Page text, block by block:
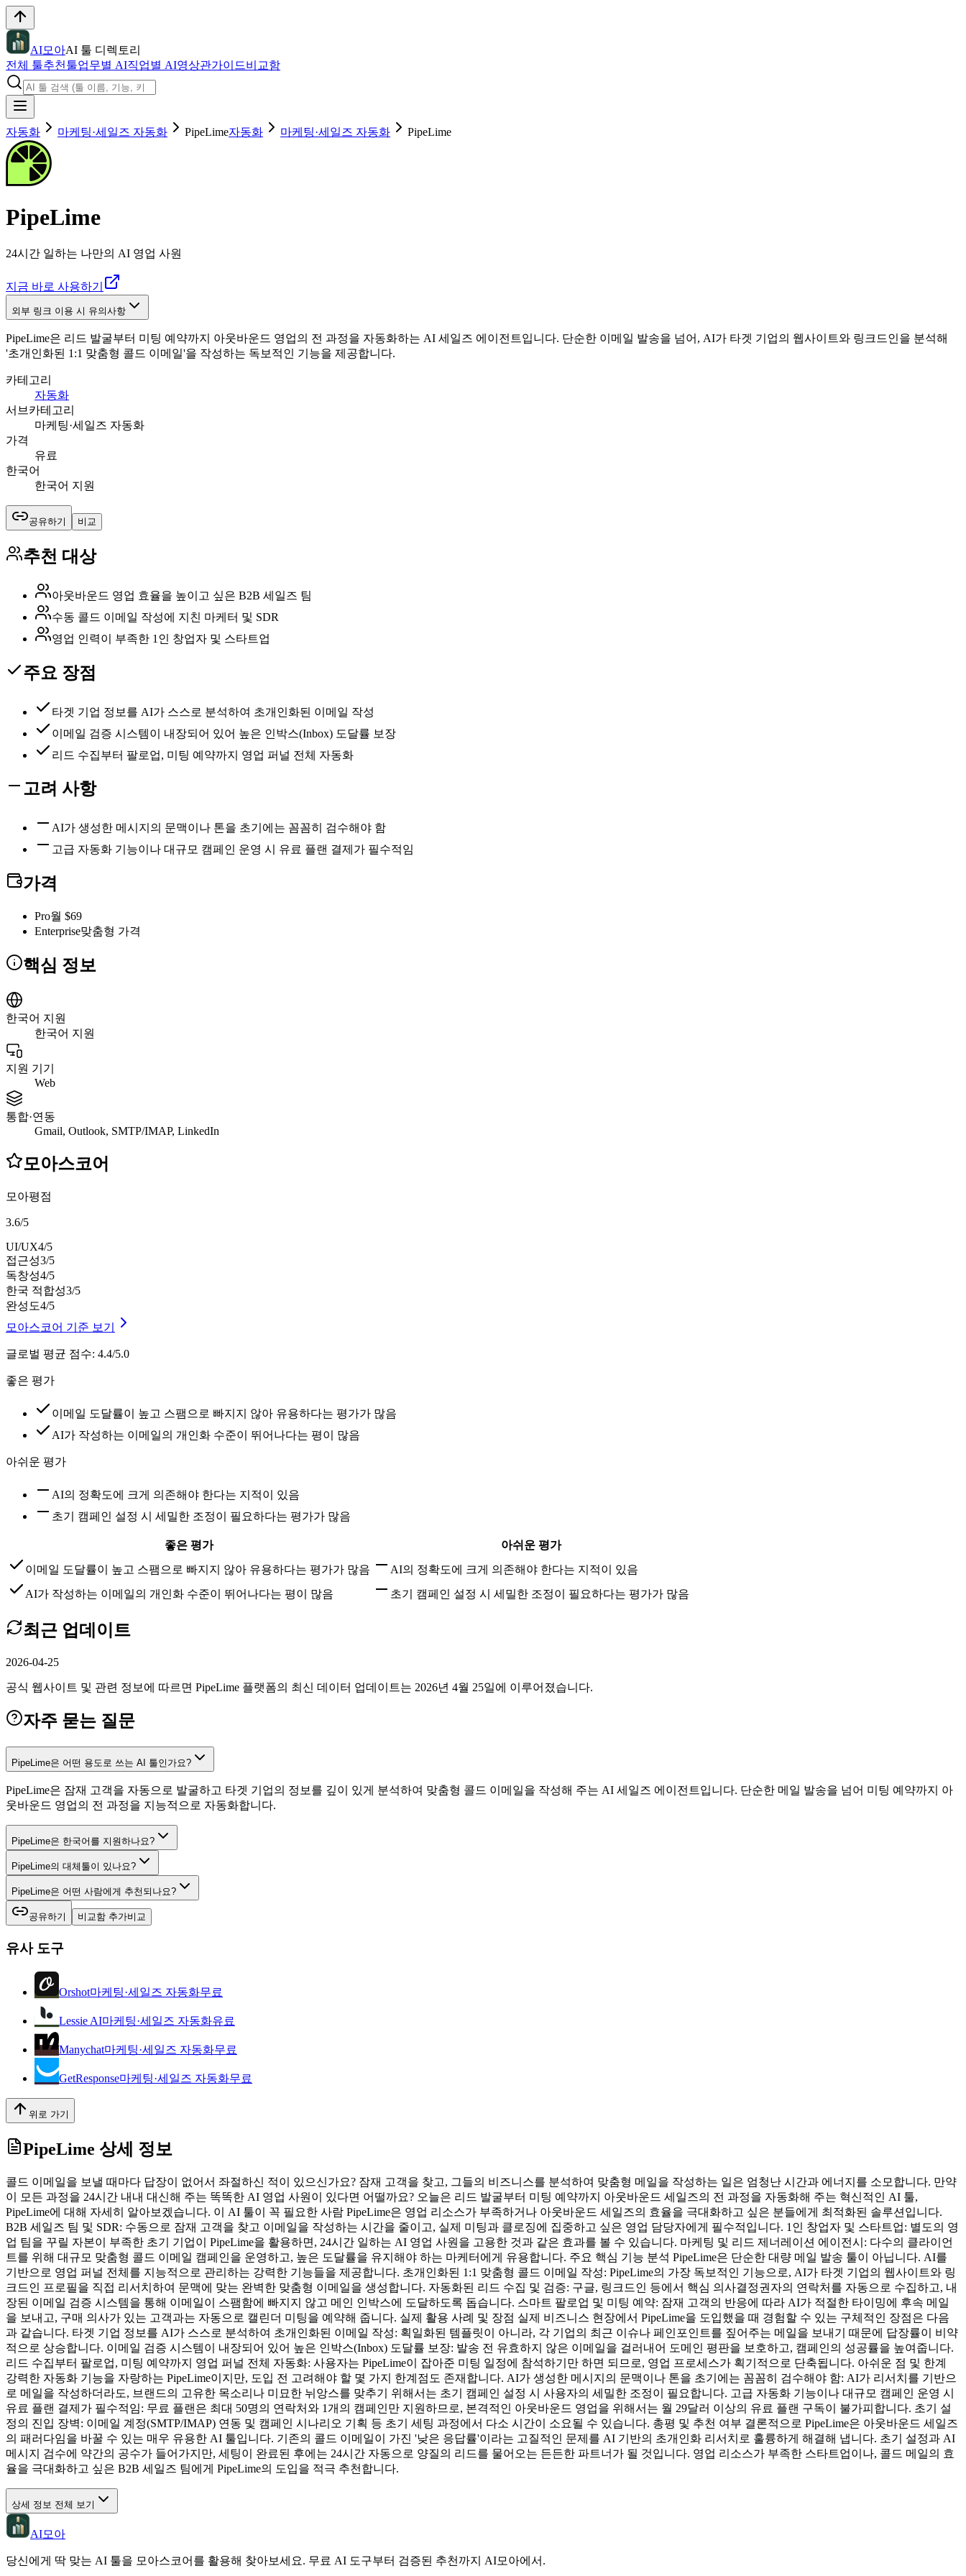
AI모아AI 툴 디렉토리
전체 툴추천툴업무별 AI직업별 AI영상관가이드비교함
자동화 마케팅·세일즈 자동화 PipeLime자동화 마케팅·세일즈 자동화 PipeLime
PipeLime
24시간 일하는 나만의 AI 영업 사원
지금 바로 사용하기
외부 링크 이용 시 유의사항
PipeLime은 리드 발굴부터 미팅 예약까지 아웃바운드 영업의 전 과정을 자동화하는 AI 세일즈 에이전트입니다. 단순한 이메일 발송을 넘어, AI가 타겟 기업의 웹사이트와 링크드인을 분석해
'초개인화된 1:1 맞춤형 콜드 이메일'을 작성하는 독보적인 기능을 제공합니다.
카테고리
자동화
서브카테고리
마케팅·세일즈 자동화
가격
유료
한국어
한국어 지원
공유하기 비교
추천 대상
아웃바운드 영업 효율을 높이고 싶은 B2B 세일즈 팀
수동 콜드 이메일 작성에 지친 마케터 및 SDR
영업 인력이 부족한 1인 창업자 및 스타트업
주요 장점
타겟 기업 정보를 AI가 스스로 분석하여 초개인화된 이메일 작성
이메일 검증 시스템이 내장되어 있어 높은 인박스(Inbox) 도달률 보장
리드 수집부터 팔로업, 미팅 예약까지 영업 퍼널 전체 자동화
고려 사항
AI가 생성한 메시지의 문맥이나 톤을 초기에는 꼼꼼히 검수해야 함
고급 자동화 기능이나 대규모 캠페인 운영 시 유료 플랜 결제가 필수적임
가격
Pro월 $69
Enterprise맞춤형 가격
핵심 정보
한국어 지원
한국어 지원
지원 기기
Web
통합·연동
Gmail, Outlook, SMTP/IMAP, LinkedIn
모아스코어
모아평점
3.6/5
UI/UX4/5
접근성3/5
독창성4/5
한국 적합성3/5
완성도4/5
모아스코어 기준 보기
글로벌 평균 점수: 4.4/5.0
좋은 평가
이메일 도달률이 높고 스팸으로 빠지지 않아 유용하다는 평가가 많음
AI가 작성하는 이메일의 개인화 수준이 뛰어나다는 평이 많음
아쉬운 평가
AI의 정확도에 크게 의존해야 한다는 지적이 있음
초기 캠페인 설정 시 세밀한 조정이 필요하다는 평가가 많음
좋은 평가
아쉬운 평가
이메일 도달률이 높고 스팸으로 빠지지 않아 유용하다는 평가가 많음
AI의 정확도에 크게 의존해야 한다는 지적이 있음
AI가 작성하는 이메일의 개인화 수준이 뛰어나다는 평이 많음
초기 캠페인 설정 시 세밀한 조정이 필요하다는 평가가 많음
최근 업데이트
2026-04-25
공식 웹사이트 및 관련 정보에 따르면 PipeLime 플랫폼의 최신 데이터 업데이트는 2026년 4월 25일에 이루어졌습니다.
자주 묻는 질문
PipeLime은 어떤 용도로 쓰는 AI 툴인가요?
PipeLime은 잠재 고객을 자동으로 발굴하고 타겟 기업의 정보를 깊이 있게 분석하여 맞춤형 콜드 이메일을 작성해 주는 AI 세일즈 에이전트입니다. 단순한 메일 발송을 넘어 미팅 예약까지 아
웃바운드 영업의 전 과정을 지능적으로 자동화합니다.
PipeLime은 한국어를 지원하나요?
PipeLime의 대체툴이 있나요?
PipeLime은 어떤 사람에게 추천되나요?
공유하기 비교함 추가비교
유사 도구
Orshot마케팅·세일즈 자동화무료
Lessie AI마케팅·세일즈 자동화유료
Manychat마케팅·세일즈 자동화무료
GetResponse마케팅·세일즈 자동화무료
위로 가기
PipeLime 상세 정보
콜드 이메일을 보낼 때마다 답장이 없어서 좌절하신 적이 있으신가요? 잠재 고객을 찾고, 그들의 비즈니스를 분석하여 맞춤형 메일을 작성하는 일은 엄청난 시간과 에너지를 소모합니다. 만약
이 모든 과정을 24시간 내내 대신해 주는 똑똑한 AI 영업 사원이 있다면 어떨까요? 오늘은 리드 발굴부터 미팅 예약까지 아웃바운드 세일즈의 전 과정을 자동화해 주는 혁신적인 AI 툴,
PipeLime에 대해 자세히 알아보겠습니다. 이 AI 툴이 꼭 필요한 사람 PipeLime은 영업 리소스가 부족하거나 아웃바운드 세일즈의 효율을 극대화하고 싶은 분들에게 최적화된 솔루션입니다.
B2B 세일즈 팀 및 SDR: 수동으로 잠재 고객을 찾고 이메일을 작성하는 시간을 줄이고, 실제 미팅과 클로징에 집중하고 싶은 영업 담당자에게 필수적입니다. 1인 창업자 및 스타트업: 별도의 영
업 팀을 꾸릴 자본이 부족한 초기 기업이 PipeLime을 활용하면, 24시간 일하는 AI 영업 사원을 고용한 것과 같은 효과를 볼 수 있습니다. 마케팅 및 리드 제너레이션 에이전시: 다수의 클라이언
트를 위해 대규모 맞춤형 콜드 이메일 캠페인을 운영하고, 높은 도달률을 유지해야 하는 마케터에게 유용합니다. 주요 핵심 기능 분석 PipeLime은 단순한 대량 메일 발송 툴이 아닙니다. AI를
기반으로 영업 퍼널 전체를 지능적으로 관리하는 강력한 기능들을 제공합니다. 초개인화된 1:1 맞춤형 콜드 이메일 작성: PipeLime의 가장 독보적인 기능으로, AI가 타겟 기업의 웹사이트와 링
크드인 프로필을 직접 리서치하여 문맥에 맞는 완벽한 맞춤형 이메일을 생성합니다. 자동화된 리드 수집 및 검증: 구글, 링크드인 등에서 핵심 의사결정권자의 연락처를 자동으로 수집하고, 내
장된 이메일 검증 시스템을 통해 이메일이 스팸함에 빠지지 않고 메인 인박스에 도달하도록 돕습니다. 스마트 팔로업 및 미팅 예약: 잠재 고객의 반응에 따라 AI가 적절한 타이밍에 후속 메일
을 보내고, 구매 의사가 있는 고객과는 자동으로 캘린더 미팅을 예약해 줍니다. 실제 활용 사례 및 장점 실제 비즈니스 현장에서 PipeLime을 도입했을 때 경험할 수 있는 구체적인 장점은 다음
과 같습니다. 타겟 기업 정보를 AI가 스스로 분석하여 초개인화된 이메일 작성: 획일화된 템플릿이 아니라, 각 기업의 최근 이슈나 페인포인트를 짚어주는 메일을 보내기 때문에 답장률이 비약
적으로 상승합니다. 이메일 검증 시스템이 내장되어 있어 높은 인박스(Inbox) 도달률 보장: 발송 전 유효하지 않은 이메일을 걸러내어 도메인 평판을 보호하고, 캠페인의 성공률을 높여줍니다.
리드 수집부터 팔로업, 미팅 예약까지 영업 퍼널 전체 자동화: 사용자는 PipeLime이 잡아준 미팅 일정에 참석하기만 하면 되므로, 영업 프로세스가 획기적으로 단축됩니다. 아쉬운 점 및 한계
강력한 자동화 기능을 자랑하는 PipeLime이지만, 도입 전 고려해야 할 몇 가지 한계점도 존재합니다. AI가 생성한 메시지의 문맥이나 톤을 초기에는 꼼꼼히 검수해야 함: AI가 리서치를 기반으
로 메일을 작성하더라도, 브랜드의 고유한 목소리나 미묘한 뉘앙스를 맞추기 위해서는 초기 캠페인 설정 시 사용자의 세밀한 조정이 필요합니다. 고급 자동화 기능이나 대규모 캠페인 운영 시
유료 플랜 결제가 필수적임: 무료 플랜은 최대 50명의 연락처와 1개의 캠페인만 지원하므로, 본격적인 아웃바운드 영업을 위해서는 월 29달러 이상의 유료 플랜 구독이 불가피합니다. 초기 설
정의 진입 장벽: 이메일 계정(SMTP/IMAP) 연동 및 캠페인 시나리오 기획 등 초기 세팅 과정에서 다소 시간이 소요될 수 있습니다. 총평 및 추천 여부 결론적으로 PipeLime은 아웃바운드 세일즈
의 패러다임을 바꿀 수 있는 매우 유용한 AI 툴입니다. 기존의 콜드 이메일이 가진 '낮은 응답률'이라는 고질적인 문제를 AI 기반의 초개인화 리서치로 훌륭하게 해결해 냅니다. 초기 설정과 AI
메시지 검수에 약간의 공수가 들어가지만, 세팅이 완료된 후에는 24시간 자동으로 양질의 리드를 물어오는 든든한 파트너가 될 것입니다. 영업 리소스가 부족한 스타트업이나, 콜드 메일의 효
율을 극대화하고 싶은 B2B 세일즈 팀에게 PipeLime의 도입을 적극 추천합니다.
상세 정보 전체 보기
AI모아
당신에게 딱 맞는 AI 툴을 모아스코어를 활용해 찾아보세요. 무료 AI 도구부터 검증된 추천까지 AI모아에서.